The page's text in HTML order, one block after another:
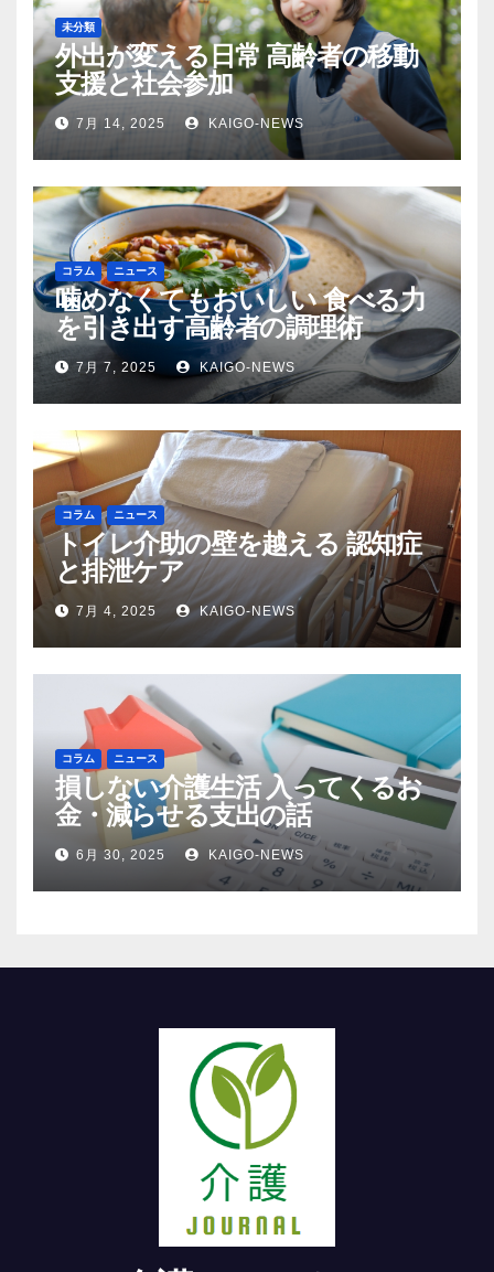
未分類
外出が変える日常 高齢者の移動
支援と社会参加
7月 14, 2025 KAIGO-NEWS
コラム ニュース
噛めなくてもおいしい 食べる力
を引き出す高齢者の調理術
7月 7, 2025 KAIGO-NEWS
コラム ニュース
トイレ介助の壁を越える 認知症
と排泄ケア
7月 4, 2025 KAIGO-NEWS
コラム ニュース
損しない介護生活 入ってくるお
金・減らせる支出の話
6月 30, 2025 KAIGO-NEWS